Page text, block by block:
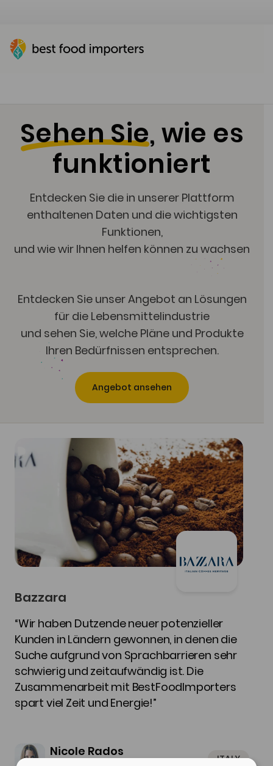
Sehen Sie, wie es
funktioniert
Entdecken Sie die in unserer Plattform
enthaltenen Daten und die wichtigsten
Funktionen,
und wie wir Ihnen helfen können zu wachsen
Entdecken Sie unser Angebot an Lösungen
für die Lebensmittelindustrie
und sehen Sie, welche Pläne und Produkte
Ihren Bedürfnissen entsprechen.
Angebot ansehen
Bazzara
“Wir haben Dutzende neuer potenzieller
Kunden in Ländern gewonnen, in denen die
Suche aufgrund von Sprachbarrieren sehr
schwierig und zeitaufwändig ist. Die
Zusammenarbeit mit BestFoodImporters
spart viel Zeit und Energie!”
Nicole Rados ITALY